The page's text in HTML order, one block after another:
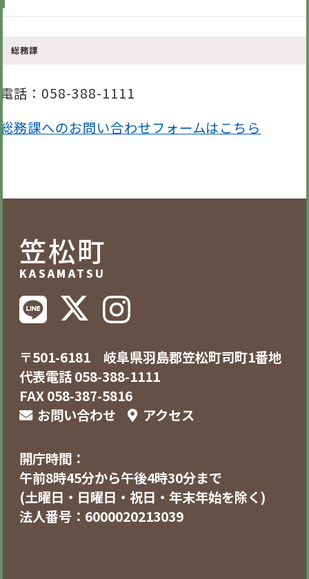
総務課
電話 ：058-388-1111
総務課へのお問い合わせフォームはこちら
笠松町
KASAMATSU
〒501-6181 岐阜県羽島郡笠松町司町1番地
代表電話 058-388-1111
FAX 058-387-5816
お問い合わせ
アクセス
開庁時間：
午前8時45分から午後4時30分まで
(土曜日・日曜日・祝日・年末年始を除く)
法人番号：6000020213039